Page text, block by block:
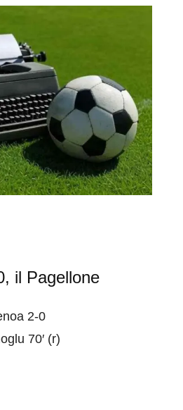
il Pagellone
2-0
70′ (r)